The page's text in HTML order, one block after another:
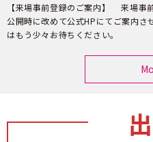
【来場事前登録のご案内】 来場事
公開時に改めて公式HPにてご案内さ
はもう少々お待ちください。